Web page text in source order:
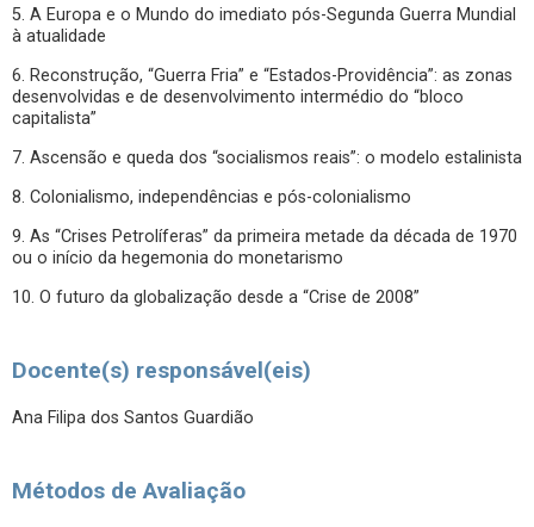
5. A Europa e o Mundo do imediato pós-Segunda Guerra Mundial
à atualidade
6. Reconstrução, “Guerra Fria” e “Estados-Providência”: as zonas
desenvolvidas e de desenvolvimento intermédio do “bloco
capitalista”
7. Ascensão e queda dos “socialismos reais”: o modelo estalinista
8. Colonialismo, independências e pós-colonialismo
9. As “Crises Petrolíferas” da primeira metade da década de 1970
ou o início da hegemonia do monetarismo
10. O futuro da globalização desde a “Crise de 2008”
Docente(s) responsável(eis)
Ana Filipa dos Santos Guardião
Métodos de Avaliação